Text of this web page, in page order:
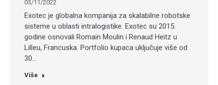
03/11/2022
Exotec je globalna kompanija za skalabilne robotske
sisteme u oblasti intralogistike. Exotec su 2015.
godine osnovali Romain Moulin i Renaud Heitz u
Lilleu, Francuska. Portfolio kupaca uključuje više od
30…
Više